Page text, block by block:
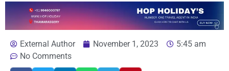
External Author November 1, 2023
5:45 am
No Comments